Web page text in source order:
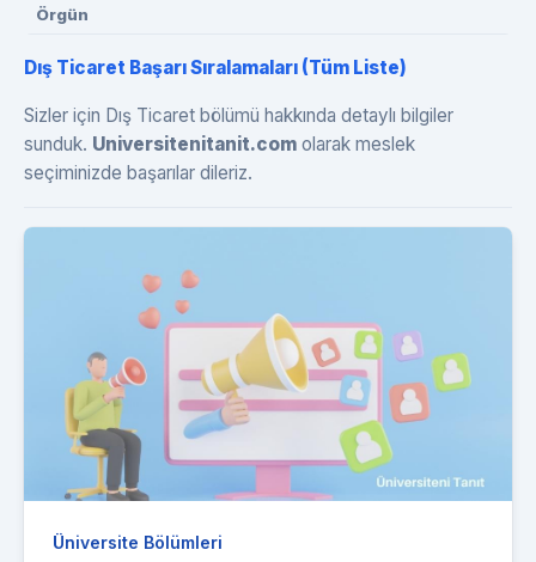
Örgün
Dış Ticaret Başarı Sıralamaları (Tüm Liste)
Sizler için Dış Ticaret bölümü hakkında detaylı bilgiler
sunduk. Universitenitanit.com olarak meslek
seçiminizde başarılar dileriz.
Üniversite Bölümleri